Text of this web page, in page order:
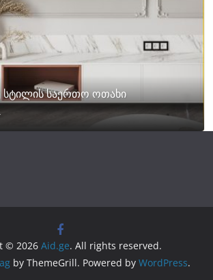
სტილის საერთო ოთახი
© 2026 Aid.ge. All rights reserved.
by ThemeGrill. Powered by WordPress.